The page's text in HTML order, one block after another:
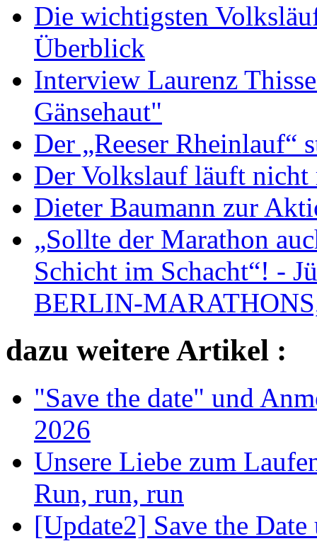
Die wichtigsten
Überblick
Interview Laurenz
Gänsehaut"
Der „Reeser Rheinlauf“
Der Volkslauf läuft nicht
Dieter Baumann zur
„Sollte der Marathon
Schicht im Schacht“! -
BERLIN-
dazu weitere Artikel :
"Save the date" und
2026
Unsere Liebe zum
Run, run, run
[Update2] Save the